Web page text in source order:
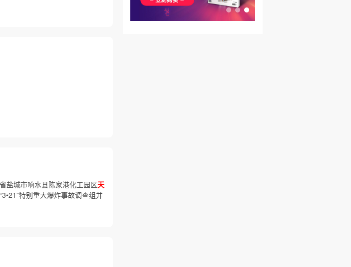
盐城市响水县陈家港化工园区天
“3•21”特别重大爆炸事故调查组并